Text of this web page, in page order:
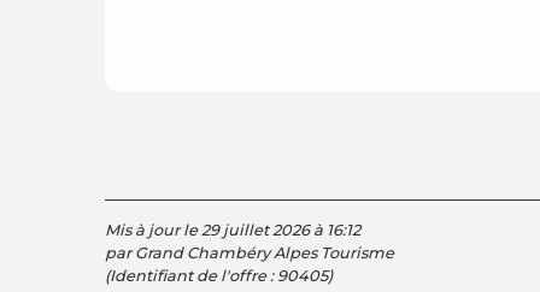
Mis à jour le 29 juillet 2026 à 16:12
par Grand Chambéry Alpes Tourisme
(Identifiant de l'offre : 90405)